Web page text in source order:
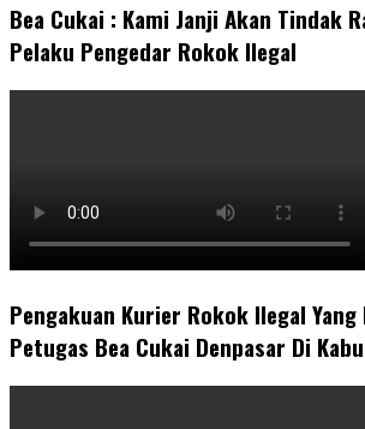
Bea Cukai : Kami Janji Akan Tindak
Pelaku Pengedar Rokok Ilegal
Pengakuan Kurier Rokok Ilegal Yang
Petugas Bea Cukai Denpasar Di